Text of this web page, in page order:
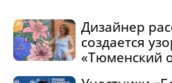
Дизайнер
создается
«Тюменский